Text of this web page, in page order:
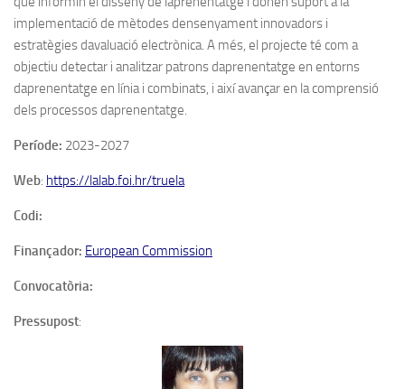
implementació de mètodes densenyament innovadors i
estratègies davaluació electrònica. A més, el projecte té com a
objectiu detectar i analitzar patrons daprenentatge en entorns
daprenentatge en línia i combinats, i així avançar en la comprensió
dels processos daprenentatge.
Període: 2023-2027
Web: https://lalab.foi.hr/truela
Codi:
Finançador: European Commission
Convocatòria:
Pressupost: